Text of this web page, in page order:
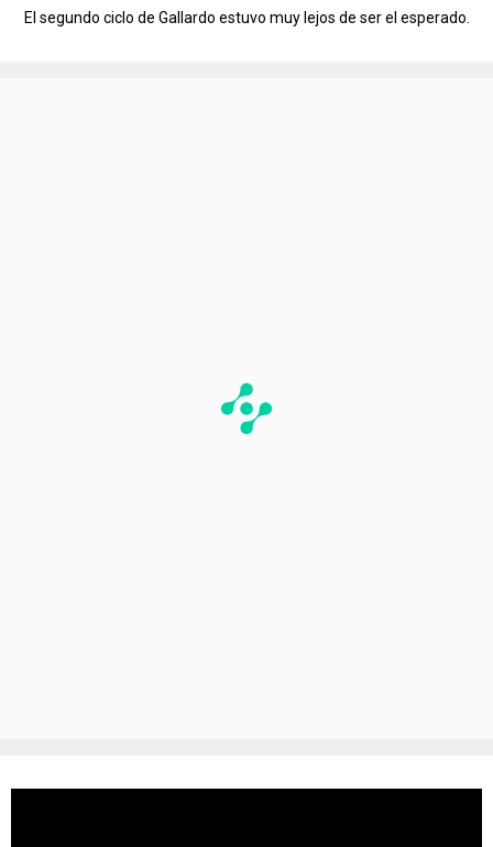
El segundo ciclo de Gallardo estuvo muy lejos de ser el esperado.